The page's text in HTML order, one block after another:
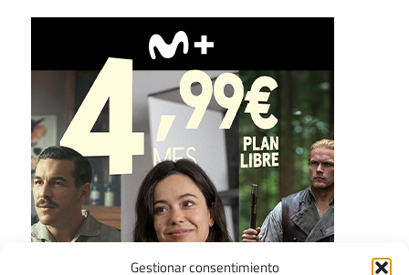
Gestionar consentimiento